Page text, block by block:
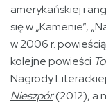
amerykańskiej i
się w „Kamenie”,
w 2006 r. powieścią
kolejne powieści
Nagrody Literackiej
Nieszpór(2012), a